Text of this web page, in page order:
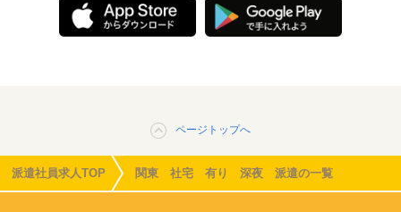
ページトップへ
派遣社員求人TOP 関東 社宅 有り 深夜 派遣の一覧